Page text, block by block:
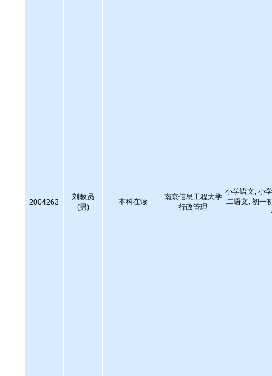
2004263
刘教员
(男)
本科在读
南京信息工程大学
行政管理
小学语文, 小
二语文, 初一